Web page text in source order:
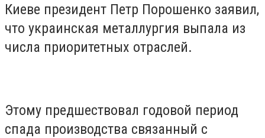
Киеве президент Петр Порошенко заявил,
что украинская металлургия выпала из
числа приоритетных отраслей.
Этому предшествовал годовой период
спада производства связанный с